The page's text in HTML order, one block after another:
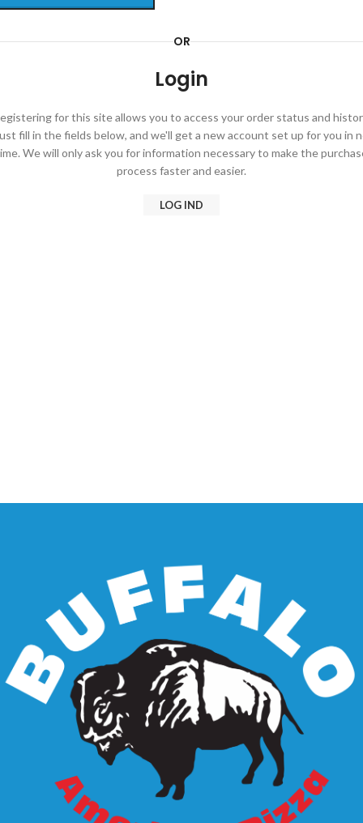
OR
Login
for this site allows you to access your order status and
fill in the fields below, and we'll get a new account set up for you in
We will only ask you for information necessary to make the
process faster and easier.
LOG IND